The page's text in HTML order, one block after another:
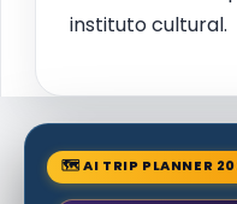
instituto cultural.
🗺 AI TRIP PLANNER